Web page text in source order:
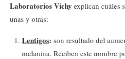
Laboratorios Vichy explican cuáles
unas y otras:
Lentigos: son resultado del
melanina. Reciben este nombre